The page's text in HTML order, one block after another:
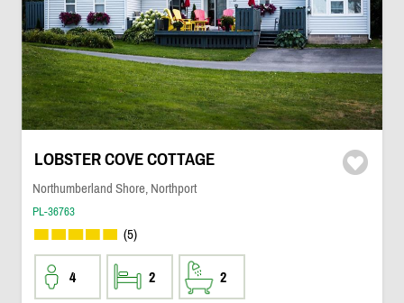
LOBSTER COVE COTTAGE
Northumberland Shore, Northport
PL-36763
(5)
4 2 2